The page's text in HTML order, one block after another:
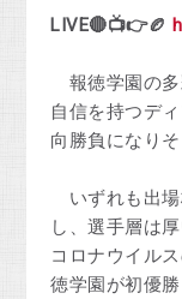
LIVE🔴📺👉🏉
報徳学園の多
自信を持つデ
向勝負になりそ
いずれも出場
し、選手層は
コロナウイル
徳学園が初優